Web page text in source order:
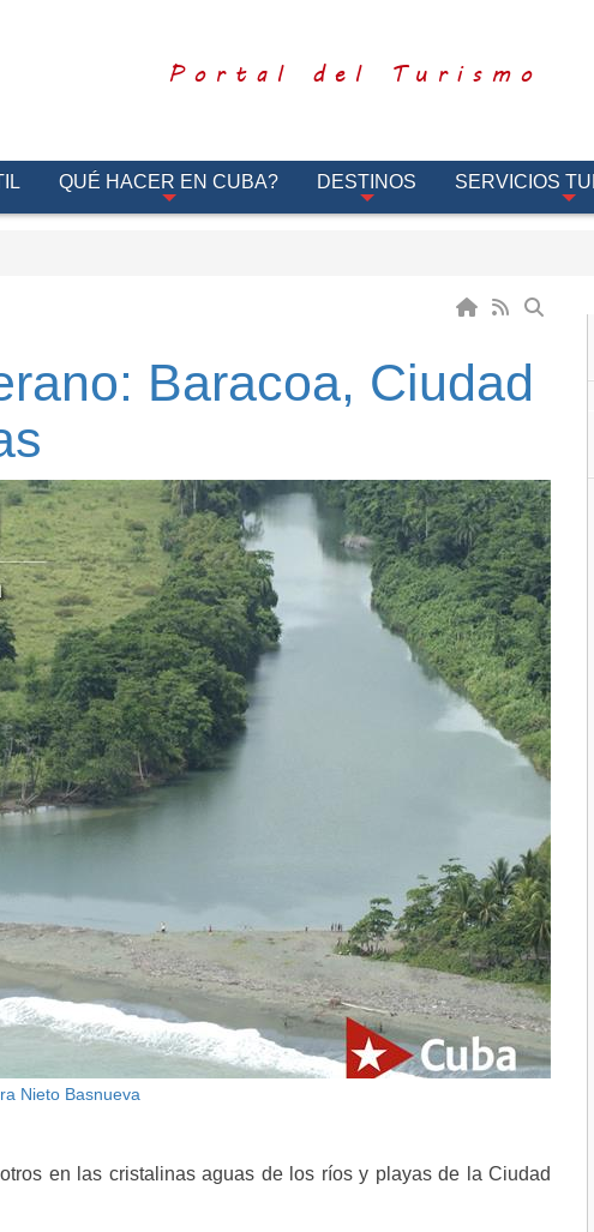
Portal del Turismo
QUÉ HACER EN CUBA? DESTINOS SERVICIOS
Baracoa, Ciudad
Nieto Basnueva
en las cristalinas aguas de los ríos y playas de la Ciudad